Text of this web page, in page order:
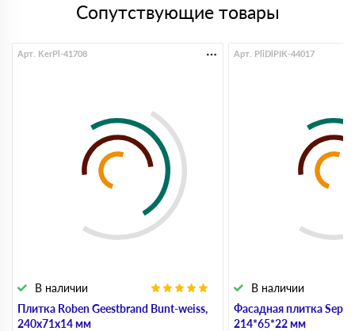
Сопутствующие товары
Плитка Roben Geestbrand Bunt-weiss,
240х71х14 мм
В наличии
Арт. KerPl-41708
Фасадная плитка Sepia
214*65*22 мм
В наличии
Арт. PliDlPIK-44017